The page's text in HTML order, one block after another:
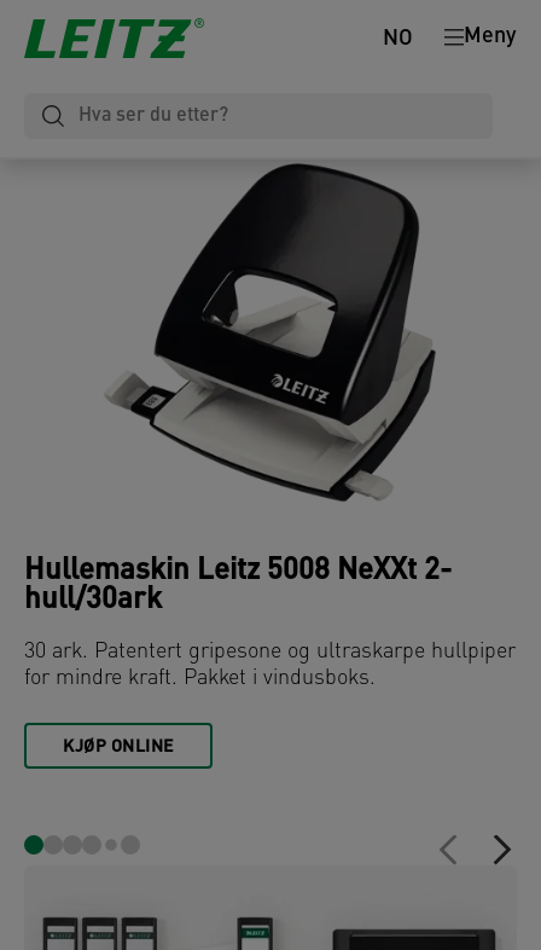
Meny
NO
Hullemaskin Leitz 5008 NeXXt 2-
hull/30ark
30 ark. Patentert gripesone og ultraskarpe hullpiper
for mindre kraft. Pakket i vindusboks.
KJØP ONLINE